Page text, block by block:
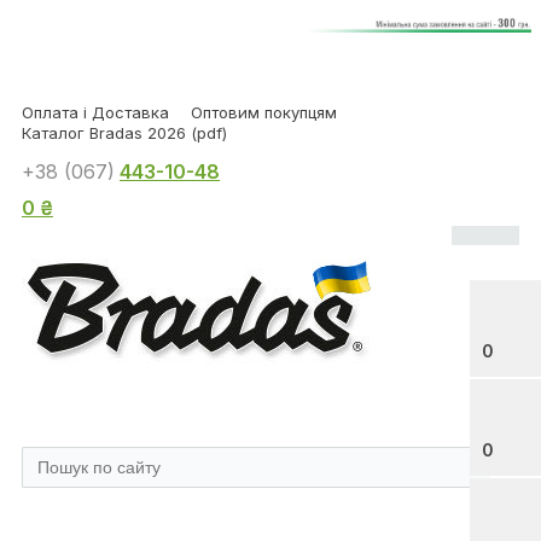
Оплата і Доставка
Оптовим покупцям
Каталог Bradas 2026 (pdf)
0
0
+38 (067) 443-10-48
0 ₴